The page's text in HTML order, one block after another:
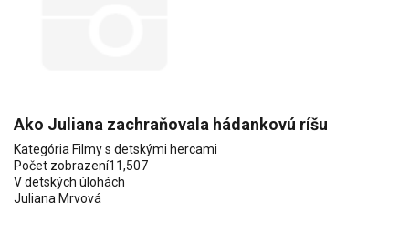
Ako Juliana zachraňovala hádankovú ríšu
Kategória Filmy s detskými hercami
Počet zobrazení11,507
V detských úlohách
Juliana Mrvová